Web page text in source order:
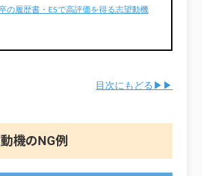
の履歴書・ESで高評価を得る志望動機
目次にもどる▶▶
機のNG例